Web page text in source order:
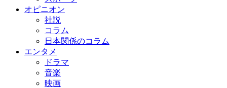
オピニオン
社説
コラム
日本関係のコラム
エンタメ
ドラマ
音楽
映画